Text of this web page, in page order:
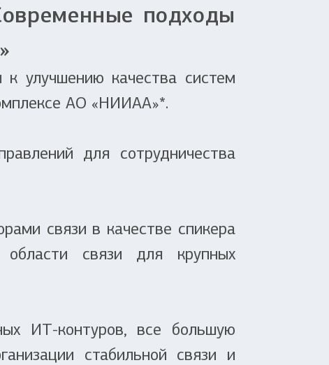
подходы
улучшению качества систем
АО «НИИАА»*.
для сотрудничества
связи в качестве спикера
связи для крупных
ИТ-контуров, все большую
стабильной связи и